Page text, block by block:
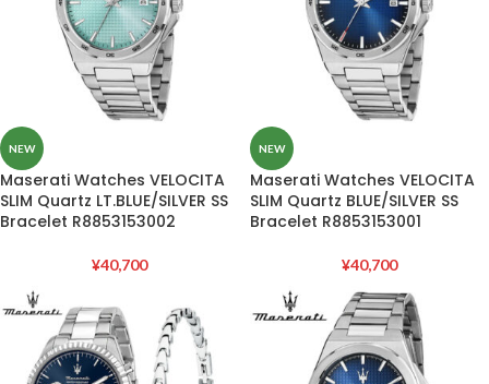
NEW
Maserati Watches VELOCITA
SLIM Quartz LT.BLUE/SILVER SS
Bracelet R8853153002
¥40,700
NEW
Maserati Watches VELOCITA
SLIM Quartz BLUE/SILVER SS
Bracelet R8853153001
¥40,700